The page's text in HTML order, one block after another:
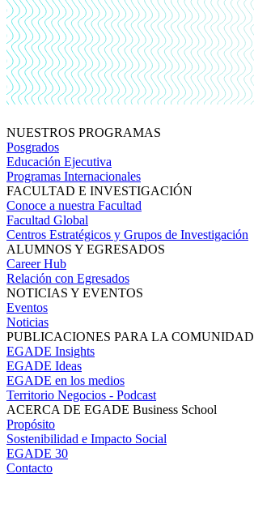
NUESTROS PROGRAMAS
Posgrados
Educación Ejecutiva
Programas Internacionales
FACULTAD E INVESTIGACIÓN
Conoce a nuestra Facultad
Facultad Global
Centros Estratégicos y Grupos de Investigación
ALUMNOS Y EGRESADOS
Career Hub
Relación con Egresados
NOTICIAS Y EVENTOS
Eventos
Noticias
PUBLICACIONES PARA LA COMUNIDAD
EGADE Insights
EGADE Ideas
EGADE en los medios
Territorio Negocios - Podcast
ACERCA DE EGADE Business School
Propósito
Sostenibilidad e Impacto Social
EGADE 30
Contacto